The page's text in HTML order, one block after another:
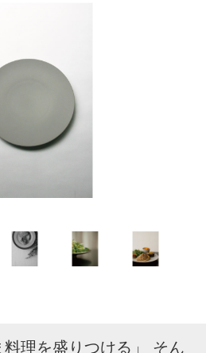
料理を盛りつける」 そん